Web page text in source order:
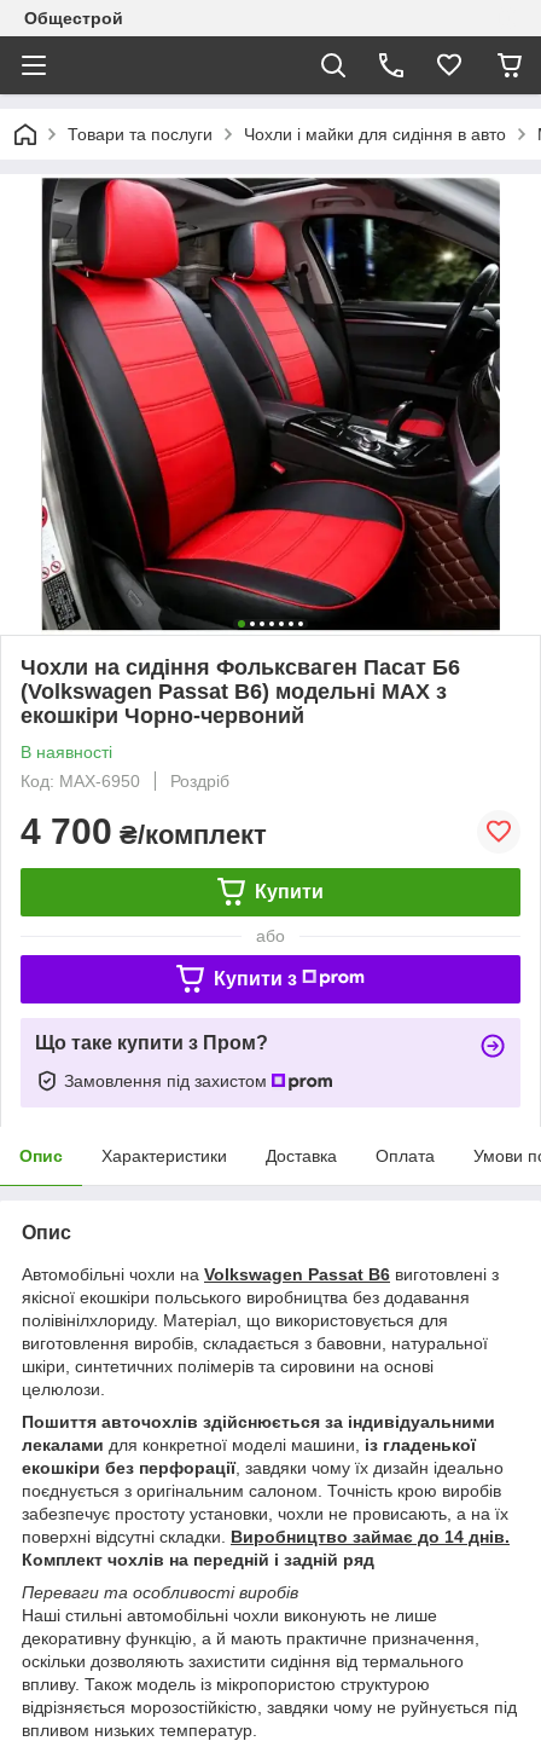
Общестрой
Товари та послуги Чохли і майки для сидіння в авто
Чохли на сидіння Фольксваген Пасат Б6
(Volkswagen Passat B6) модельні MAX з
екошкіри Чорно-червоний
В наявності
Код: MAX-6950
Роздріб
4 700 ₴/комплект
Купити
або
Купити з
Що таке купити з Пром?
Замовлення під захистом
Опис Характеристики Доставка Оплата Умови
Опис
Автомобільні чохли на Volkswagen Passat B6 виготовлені з
якісної екошкіри польського виробництва без додавання
полівінілхлориду. Матеріал, що використовується для
виготовлення виробів, складається з бавовни, натуральної
шкіри, синтетичних полімерів та сировини на основі
целюлози.
Пошиття авточохлів здійснюється за індивідуальними
лекалами для конкретної моделі машини, із гладенької
екошкіри без перфорації, завдяки чому їх дизайн ідеально
поєднується з оригінальним салоном. Точність крою виробів
забезпечує простоту установки, чохли не провисають, а на їх
поверхні відсутні складки. Виробництво займає до 14 днів.
Комплект чохлів на передній і задній ряд
Переваги та особливості виробів
Наші стильні автомобільні чохли виконують не лише
декоративну функцію, а й мають практичне призначення,
оскільки дозволяють захистити сидіння від термального
впливу. Також модель із мікропористою структурою
відрізняється морозостійкістю, завдяки чому не руйнується під
впливом низьких температур.